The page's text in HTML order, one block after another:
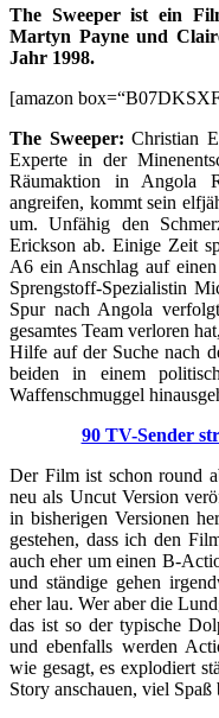
The Sweeper ist ein
Martyn Payne und
Jahr 1998.
[amazon
The Sweeper: Christian
Experte in der
Räumaktion in Angola
angreifen, kommt sein
um. Unfähig den
Erickson ab. Einige Zeit
A6 ein Anschlag auf
Sprengstoff-Spezialistin
Spur nach Angola
gesamtes Team verloren
Hilfe auf der Suche nach
beiden in einem
Waffenschmuggel
90 TV-Sender
Der Film ist schon round
neu als Uncut Version
in bisherigen Versionen
gestehen, dass ich den
auch eher um einen B-
und ständige gehen
eher lau. Wer aber die
das ist so der typische
und ebenfalls werden
wie gesagt, es explodiert
Story anschauen, viel